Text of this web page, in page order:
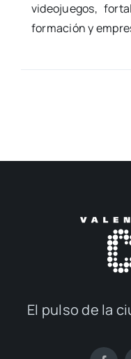
video­jue­gos,
for­ma­ción y
El pul­so de la